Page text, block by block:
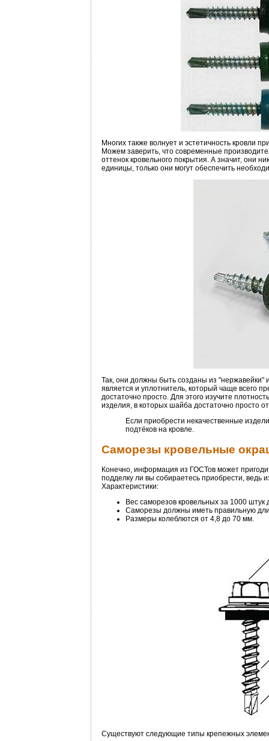
Многих также волнует и эстетичность кровли
Можем заверить, что современные
оттенок кровельного покрытия. А значит, они
единицы, только они могут обеспечить
Так, они должны быть созданы из
является и уплотнитель, который чаще всего
достаточно просто. Для этого изучите
изделия, в которых шайба достаточно просто
Если приобрести некачественные
подтёков на кровле.
Саморезы кровельные
Конечно, информация из ГОСТов может
подделку ли вы собираетесь приобрести, ведь
Характеристики:
Вес саморезов кровельных за 1000 штук
Саморезы должны иметь правильную
Размеры колеблются от 4,8 до 70 мм.
Существуют следующие типы крепежных